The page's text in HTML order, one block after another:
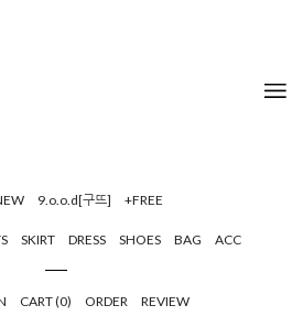
9.o.o.d[구뜨] +FREE
SKIRT DRESS SHOES BAG ACC
CART (0) ORDER REVIEW